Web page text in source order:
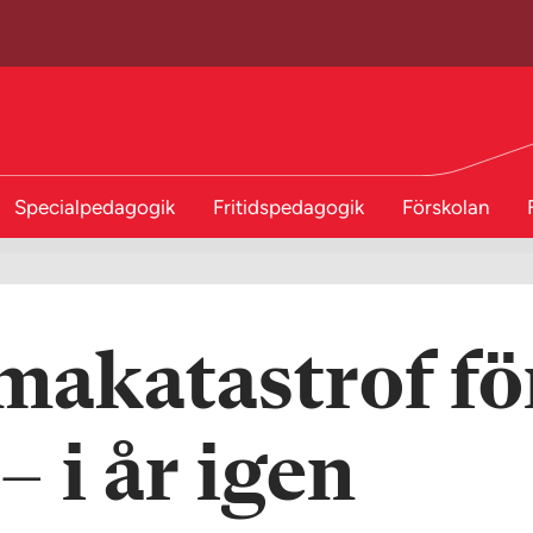
Specialpedagogik Fritidspedagogik Förskolan
i år igen